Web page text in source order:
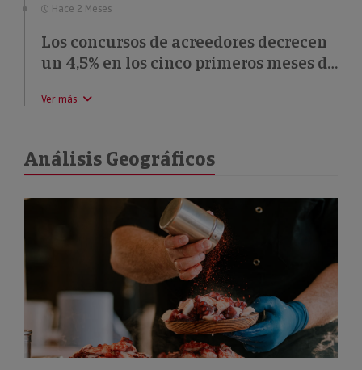
Hace 2 Meses
Los concursos de acreedores decrecen
un 4,5% en los cinco primeros meses de
Ver más
Análisis Geográficos